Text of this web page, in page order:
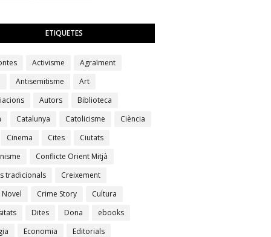
ETIQUETES
Activisme
Agraïment
Antisemitisme
Art
Autors
Biblioteca
Catalunya Catolicisme
Ciència
Cinema Cites
Ciutats
Conflicte Orient Mitjà
tradicionals
Creixement
Novel
Crime Story
Cultura
Dites Dona
ebooks
Economia
Editorials